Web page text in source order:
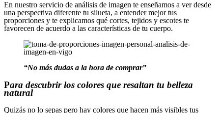
En nuestro servicio de análisis de imagen te enseñamos a ver desde
una perspectiva diferente tu silueta, a entender mejor tus
proporciones y te explicamos qué cortes, tejidos y escotes te
favorecen de acuerdo a las características de tu cuerpo.
“No más dudas a la hora de comprar”
Para descubrir los colores que resaltan tu belleza
natural
Quizás no lo sepas pero hay colores que hacen más visibles tus